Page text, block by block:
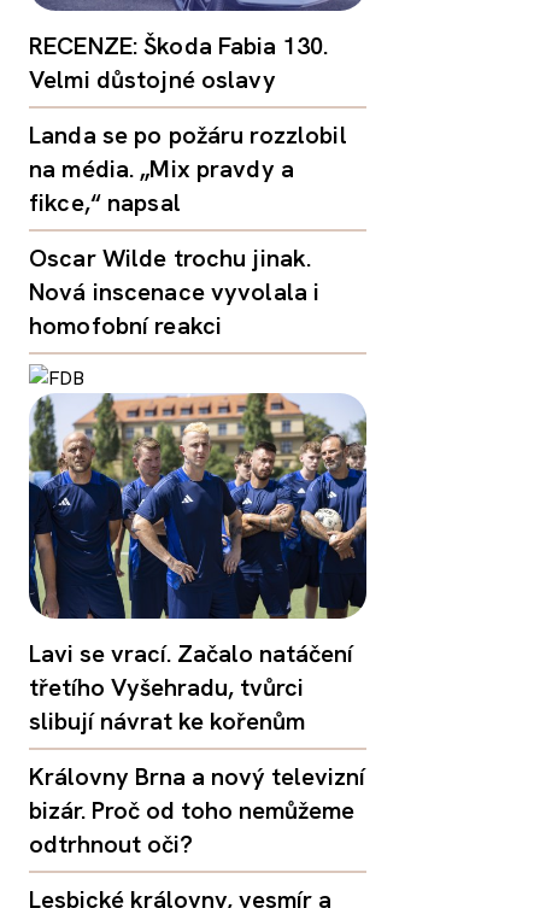
RECENZE: Škoda Fabia 130.
Velmi důstojné oslavy
Landa se po požáru rozzlobil
na média. „Mix pravdy a
fikce,“ napsal
Oscar Wilde trochu jinak.
Nová inscenace vyvolala i
homofobní reakci
Lavi se vrací. Začalo natáčení
třetího Vyšehradu, tvůrci
slibují návrat ke kořenům
Královny Brna a nový televizní
bizár. Proč od toho nemůžeme
odtrhnout oči?
Lesbické královny, vesmír a